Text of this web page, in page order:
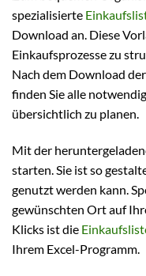
spezialisierte
Download an. Diese
Einkaufsprozesse zu
Nach dem Download
finden Sie alle
übersichtlich zu planen.
Mit der
starten. Sie ist so
genutzt werden kann.
gewünschten Ort auf
Klicks ist die
Ihrem Excel-Programm.